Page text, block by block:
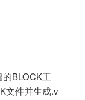
BLOCK工
文件并生成.v